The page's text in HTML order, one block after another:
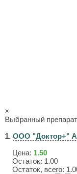
×
Выбранный
1. ООО "Доктор+"
Цена: 1.50
Остаток: 1.00
Остаток, всего: